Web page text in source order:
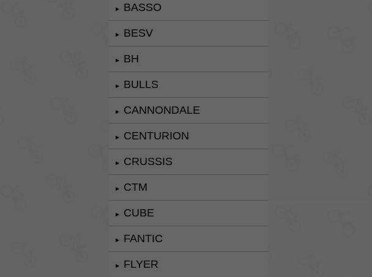
► BASSO
► BESV
► BH
► BULLS
► CANNONDALE
► CENTURION
► CRUSSIS
► CTM
► CUBE
► FANTIC
► FLYER